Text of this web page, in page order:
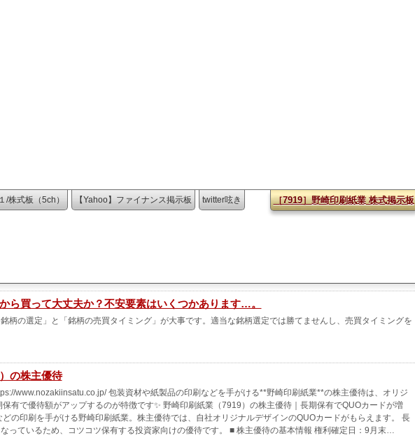
/株式板（5ch） 【Yahoo】ファイナンス掲示板 twitter呟き ［7919］野崎印刷紙業 株式掲示板
ら買って大丈夫か？不安要素はいくつかあります…。
柄の選定」と「銘柄の売買タイミング」が大事です。適当な銘柄選定では勝てませんし、売買タイミングを
の株主優待
www.nozakiinsatu.co.jp/ 包装資材や紙製品の印刷などを手がける**野崎印刷紙業**の株主優待は、オリジ
有で優待額がアップするのが特徴です✨ 野崎印刷紙業（7919）の株主優待｜長期保有でQUOカードが増
の印刷を手がける野崎印刷紙業。株主優待では、自社オリジナルデザインのQUOカードがもらえます。 長
っているため、コツコツ保有する投資家向けの優待です。 ■ 株主優待の基本情報 権利確定日：9月末…